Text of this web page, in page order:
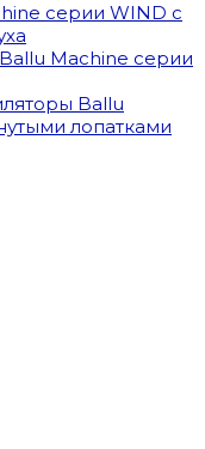
серии WIND с
Machine серии
Ballu
лопатками